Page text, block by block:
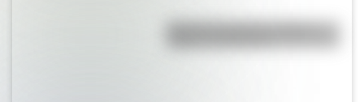
Bandera de Bolivia: historia,